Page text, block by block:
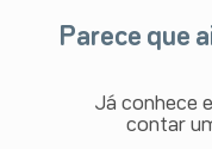
Parece que
Já conhece
contar